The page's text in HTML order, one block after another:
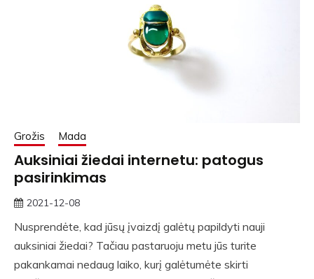
Grožis Mada
Auksiniai žiedai internetu: patogus
pasirinkimas
2021-12-08
Nusprendėte, kad jūsų įvaizdį galėtų papildyti nauji
auksiniai žiedai? Tačiau pastaruoju metu jūs turite
pakankamai nedaug laiko, kurį galėtumėte skirti